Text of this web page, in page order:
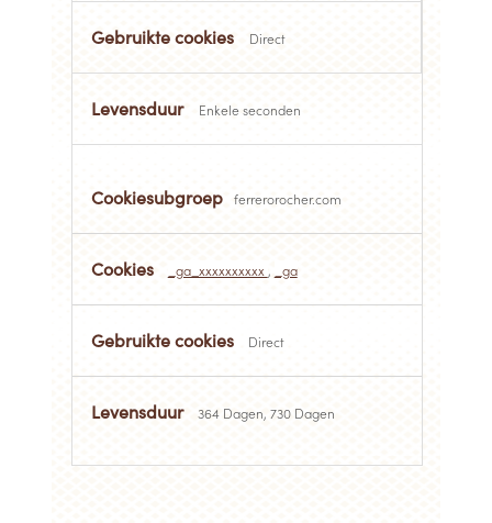
Direct
Enkele seconden
ferrerorocher.com
_ga_xxxxxxxxxx , _ga
Direct
364 Dagen, 730 Dagen